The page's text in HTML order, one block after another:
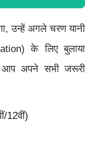
उन्हें अगले चरण यानी
के लिए बुलाया
आप अपने सभी जरूरी
12वीं)